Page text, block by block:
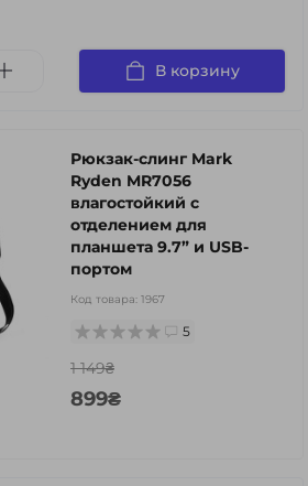
В корзину
Рюкзак-слинг Mark
Ryden MR7056
влагостойкий с
отделением для
планшета 9.7” и USB-
портом
Код товара: 1967
5
1 149₴
899₴